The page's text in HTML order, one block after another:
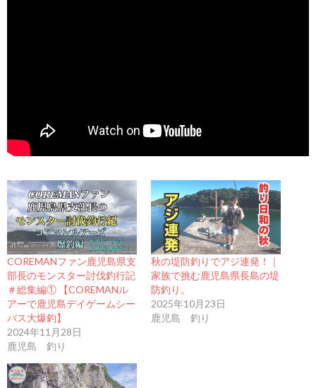
COREMANファン鹿児島県支
部長のモンスター討伐釣行記
＃総集編① 【COREMANル
アーで鹿児島デイゲームシー
バス大爆釣】
2024年11月28日
鹿児島 釣り
秋の堤防釣りでアジ連発！｜
家族で挑む鹿児島県長島の堤
防釣り。
2025年10月23日
鹿児島 釣り